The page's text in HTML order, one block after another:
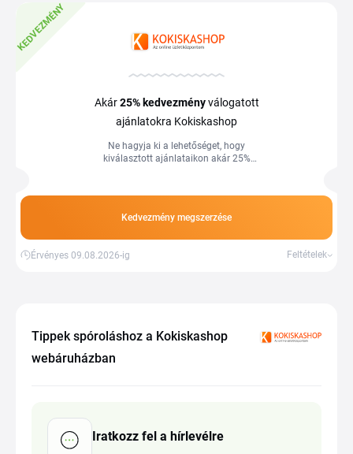
KEDVEZMÉNY
Akár25% kedvezményválogatott
ajánlatokra Kokiskashop
Ne hagyja ki a lehetőséget, hogy
kiválasztott ajánlataikon akár 25%
kuponkódokat, akciókat és visszatérítési
Kedvezmény megszerzése
Érvényes 09.08.2026-ig Feltételek
Tippek spóroláshoz a Kokiskashop
webáruházban
Iratkozz fel a hírlevélre